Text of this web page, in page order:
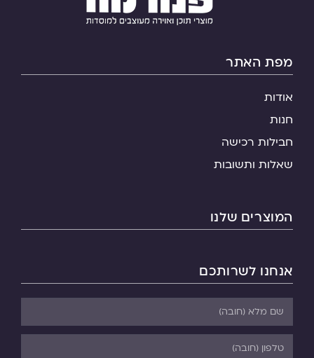
מפת האתר
אודות
חנות
חבילות רכישה
שאלות ותשובות
המוצרים שלנו
אנחנו לשרותכם